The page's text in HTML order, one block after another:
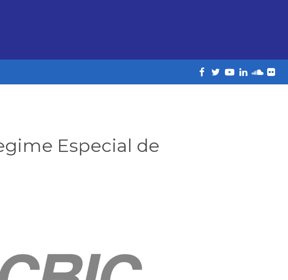
Especial de